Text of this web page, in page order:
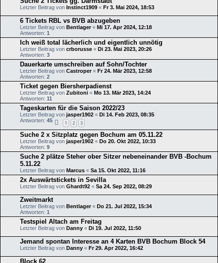
Letzter Beitrag von Instinct1909 « Fr 3. Mai 2024, 18:53
6 Tickets RBL vs BVB abzugeben
Letzter Beitrag von Bentlager« Mi 17. Apr 2024, 12:18
Antworten: 1
Ich weiß total lächerlich und eigentlich unnötig
Letzter Beitrag von crborusse « Di 23. Mai 2023, 20:26
Antworten: 3
Dauerkarte umschreiben auf Sohn/Tochter
Letzter Beitrag von Castroper« Fr 24. Mär 2023, 12:58
Antworten: 2
Ticket gegen Biersherpadienst
Letzter Beitrag von Zubitoni « Mo 13. Mär 2023, 14:24
Antworten: 11
Tageskarten für die Saison 2022/23
Letzter Beitrag von jasper1902 « Di 14. Feb 2023, 08:35
Antworten: 45 1 2 3
Suche 2 x Sitzplatz gegen Bochum am 05.11.22
Letzter Beitrag von jasper1902 « Do 20. Okt 2022, 10:33
Antworten: 9
Suche 2 plätze Steher ober Sitzer nebeneinander BVB -Bochum
5.11.22
Letzter Beitrag von Marcus « Sa 15. Okt 2022, 11:16
2x Auswärtstickets in Sevilla
Letzter Beitrag von Ghardt92 « Sa 24. Sep 2022, 08:29
Zweitmarkt
Letzter Beitrag von Bentlager« Do 21. Jul 2022, 15:34
Antworten: 1
Testspiel Altach am Freitag
Letzter Beitrag von Danny « Di 19. Jul 2022, 11:50
Jemand spontan Interesse an 4 Karten BVB Bochum Block 54
Letzter Beitrag von Danny « Fr 29. Apr 2022, 16:42
Block 62